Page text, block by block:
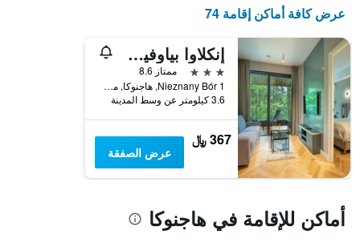
الذي
أيام
الأسبوع.
يتضمن
المخطط
التالي
محور
Y
الذي
سعر
غرفة
عرض كافة أماكن إقامة 74
إنكلاوا بياوفيسكا فوريست آند سبا
3 نجوم
ممتاز 8.6
Nieznany Bór 1, هاجنوكا, محافظة بودلسكي, بولندا
3.6 كيلومتر عن وسط المدينة
367 ﷼
عرض الصفقة
أماكن للإقامة في هاجنوكا